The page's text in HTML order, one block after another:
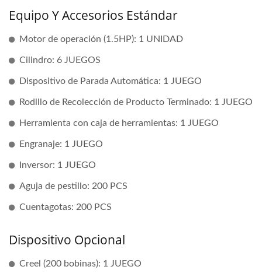
Equipo Y Accesorios Estándar
Motor de operación (1.5HP): 1 UNIDAD
Cilindro: 6 JUEGOS
Dispositivo de Parada Automática: 1 JUEGO
Rodillo de Recolección de Producto Terminado: 1 JUEGO
Herramienta con caja de herramientas: 1 JUEGO
Engranaje: 1 JUEGO
Inversor: 1 JUEGO
Aguja de pestillo: 200 PCS
Cuentagotas: 200 PCS
Dispositivo Opcional
Creel (200 bobinas): 1 JUEGO